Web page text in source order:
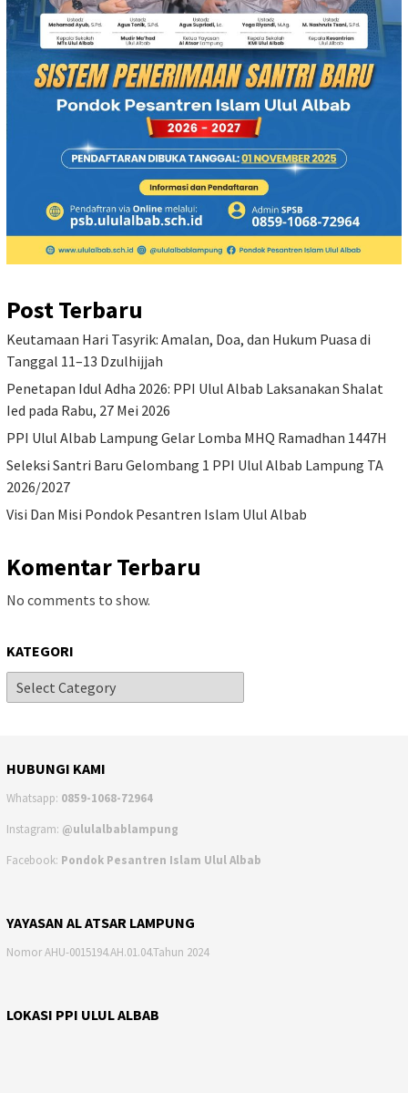
Post Terbaru
Keutamaan Hari Tasyrik: Amalan, Doa, dan Hukum Puasa di
Tanggal 11–13 Dzulhijjah
Penetapan Idul Adha 2026: PPI Ulul Albab Laksanakan Shalat
Ied pada Rabu, 27 Mei 2026
PPI Ulul Albab Lampung Gelar Lomba MHQ Ramadhan 1447H
Seleksi Santri Baru Gelombang 1 PPI Ulul Albab Lampung TA
2026/2027
Visi Dan Misi Pondok Pesantren Islam Ulul Albab
Komentar Terbaru
No comments to show.
KATEGORI
HUBUNGI KAMI
Whatsapp: 0859-1068-72964
Instagram: @ululalbablampung
Facebook: Pondok Pesantren Islam Ulul Albab
YAYASAN AL ATSAR LAMPUNG
Nomor AHU-0015194.AH.01.04.Tahun 2024
LOKASI PPI ULUL ALBAB